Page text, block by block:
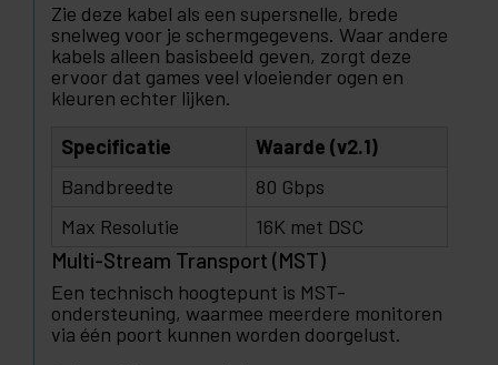
Zie deze kabel als een supersnelle, brede
snelweg voor je schermgegevens. Waar andere
kabels alleen basisbeeld geven, zorgt deze
ervoor dat games veel vloeiender ogen en
kleuren echter lijken.
Specificatie
Waarde (v2.1)
Bandbreedte
80 Gbps
Max Resolutie
16K met DSC
Multi-Stream Transport (MST)
Een technisch hoogtepunt is MST-
ondersteuning, waarmee meerdere monitoren
via één poort kunnen worden doorgelust.